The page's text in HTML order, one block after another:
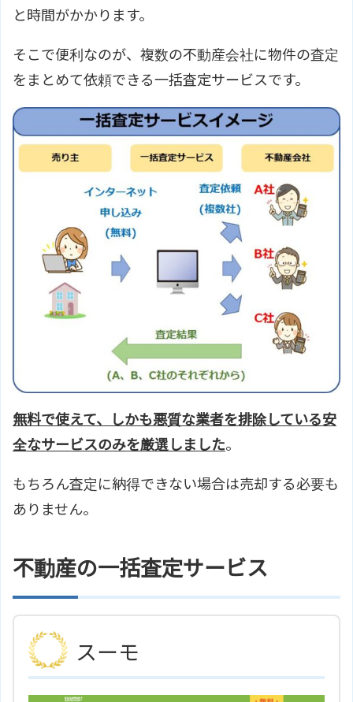
と時間がかかります。
そこで便利なのが、複数の不動産会社に物件の査定
をまとめて依頼できる一括査定サービスです。
無料で使えて、しかも悪質な業者を排除している安
全なサービスのみを厳選しました。
もちろん査定に納得できない場合は売却する必要も
ありません。
不動産の一括査定サービス
スーモ